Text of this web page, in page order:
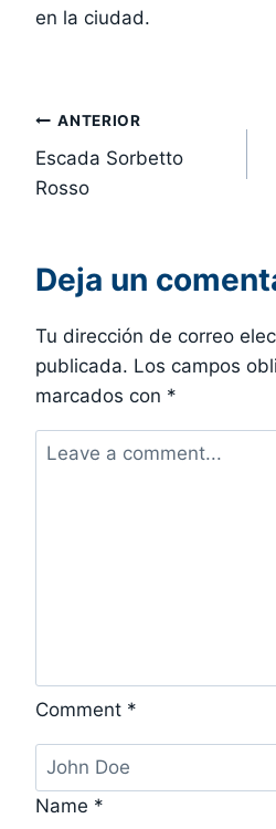
en la ciudad.
Navegación
de
ANTERIOR
Escada Sorbetto
Rosso
Deja un
Tu dirección de correo
publicada. Los campos
marcados con *
Comment *
Name *